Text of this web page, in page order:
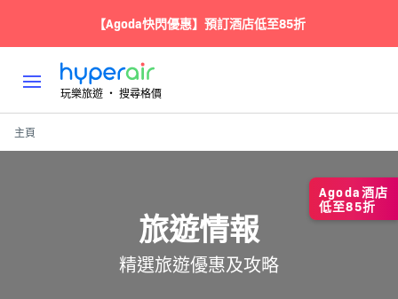
【Agoda快閃優惠】預訂酒店低至85折
玩樂旅遊 ‧ 搜尋格價
主頁
旅遊情報
精選旅遊優惠及攻略
Agoda酒店
低至85折